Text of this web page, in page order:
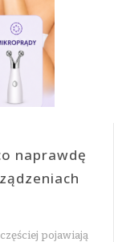
naprawdę
pojawiają